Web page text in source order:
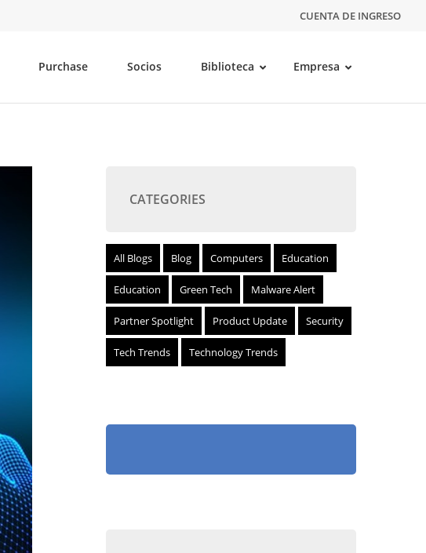
CUENTA DE INGRESO
Purchase Socios Biblioteca Empresa
CATEGORIES
All Blogs Blog Computers Education
Education Green Tech Malware Alert
Partner Spotlight Product Update Security
Tech Trends Technology Trends